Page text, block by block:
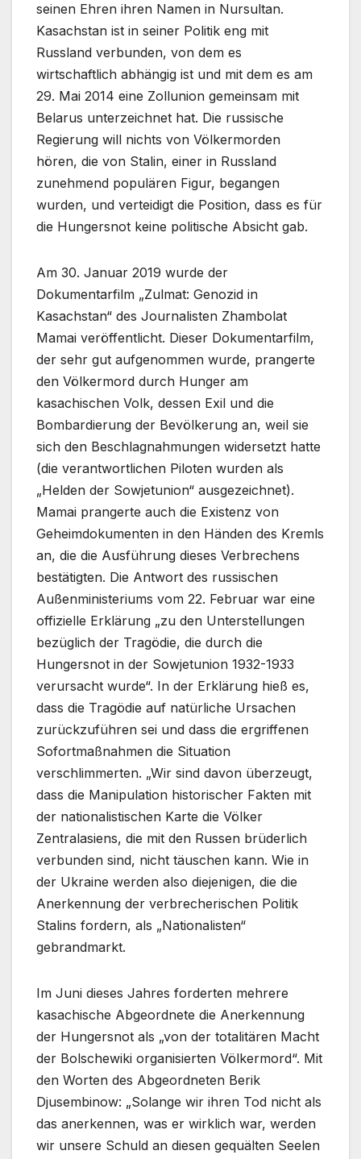
seinen Ehren ihren Namen in Nursultan.
Kasachstan ist in seiner Politik eng mit
Russland verbunden, von dem es
wirtschaftlich abhängig ist und mit dem es am
29. Mai 2014 eine Zollunion gemeinsam mit
Belarus unterzeichnet hat. Die russische
Regierung will nichts von Völkermorden
hören, die von Stalin, einer in Russland
zunehmend populären Figur, begangen
wurden, und verteidigt die Position, dass es für
die Hungersnot keine politische Absicht gab.
Am 30. Januar 2019 wurde der
Dokumentarfilm „Zulmat: Genozid in
Kasachstan“ des Journalisten Zhambolat
Mamai veröffentlicht. Dieser Dokumentarfilm,
der sehr gut aufgenommen wurde, prangerte
den Völkermord durch Hunger am
kasachischen Volk, dessen Exil und die
Bombardierung der Bevölkerung an, weil sie
sich den Beschlagnahmungen widersetzt hatte
(die verantwortlichen Piloten wurden als
„Helden der Sowjetunion“ ausgezeichnet).
Mamai prangerte auch die Existenz von
Geheimdokumenten in den Händen des Kremls
an, die die Ausführung dieses Verbrechens
bestätigten. Die Antwort des russischen
Außenministeriums vom 22. Februar war eine
offizielle Erklärung „zu den Unterstellungen
bezüglich der Tragödie, die durch die
Hungersnot in der Sowjetunion 1932-1933
verursacht wurde“. In der Erklärung hieß es,
dass die Tragödie auf natürliche Ursachen
zurückzuführen sei und dass die ergriffenen
Sofortmaßnahmen die Situation
verschlimmerten. „Wir sind davon überzeugt,
dass die Manipulation historischer Fakten mit
der nationalistischen Karte die Völker
Zentralasiens, die mit den Russen brüderlich
verbunden sind, nicht täuschen kann. Wie in
der Ukraine werden also diejenigen, die die
Anerkennung der verbrecherischen Politik
Stalins fordern, als „Nationalisten“
gebrandmarkt.
Im Juni dieses Jahres forderten mehrere
kasachische Abgeordnete die Anerkennung
der Hungersnot als „von der totalitären Macht
der Bolschewiki organisierten Völkermord“. Mit
den Worten des Abgeordneten Berik
Djusembinow: „Solange wir ihren Tod nicht als
das anerkennen, was er wirklich war, werden
wir unsere Schuld an diesen gequälten Seelen